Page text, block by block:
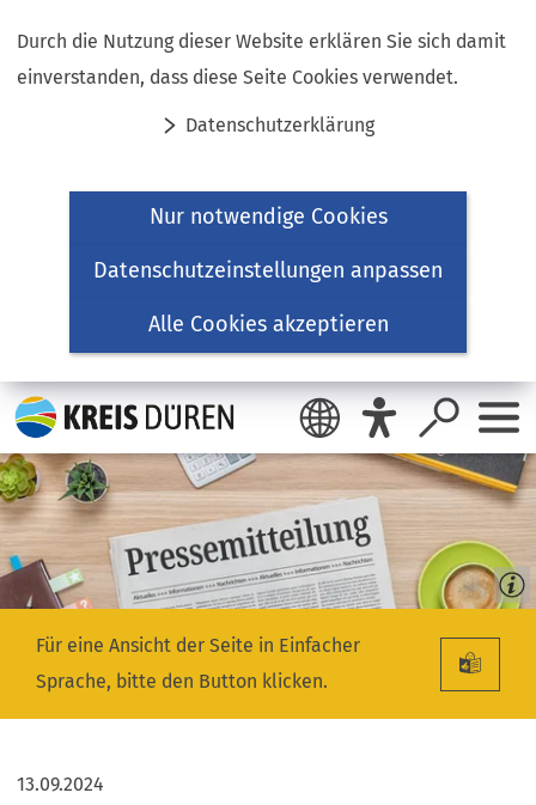
Durch die Nutzung dieser Website erklären Sie sich damit
einverstanden, dass diese Seite Cookies verwendet.
Datenschutzerklärung
Nur notwendige Cookies
Datenschutzeinstellungen anpassen
Alle Cookies akzeptieren
Inhalt anspringen
Für eine Ansicht der Seite in Einfacher
Sprache, bitte den Button klicken.
13.09.2024